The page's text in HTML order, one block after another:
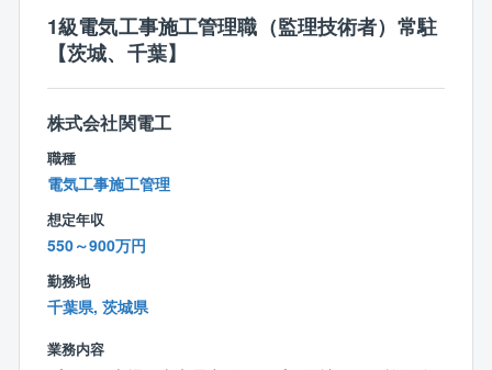
◇キャリアイメージ
地域密着にて、エンジニアリング力を生かし、施工管
理のプロフェッショナルを目指していただきます。自
社一気通貫のプロジェクトが多いため、設計・営業と
は活躍できるフィールドがあります。ゆくゆくは現場
のマネジメントもお任せしたいと考えています。
＜会社について＞
同社は日立グループの一員として、産業プラント、公
共インフラを支える生産プロセス、電気・空調・水処
理施設などの企画、設計、建設からメンテナンスそし
産価値の管理、建物の長期的な安定運用をサポートす
る仕事です。
実際の点検作業はパートナー企業が担当するので、セ
コム社員はその点検結果をお客様へ報告するとともに
改修工事や、長期修繕計画の提案等を行います。
また、設備の異常時に一次対応も行います。トータル
で建物の環境を維持、改善し、資産価値の向上等のマ
ネージメントを担う、社会インフラの根底を支える仕
事です。
【具体的には】
〇日常点検、定期点検（パートナー企業が点検し、結
果報告書をセコムに提出してもらう）
〇省エネ診断、省エネ計画の作成
1級電気工事施工管理職（監理技術者）常駐
【茨城、千葉】
株式会社関電工
職種
電気工事施工管理
想定年収
550～900万円
勤務地
千葉県, 茨城県
業務内容